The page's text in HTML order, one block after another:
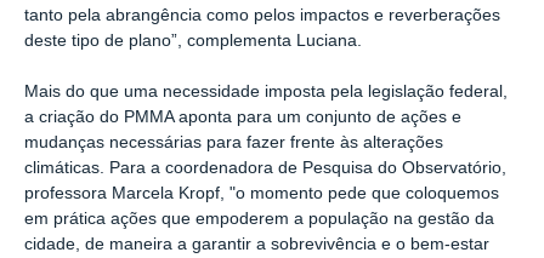
tanto pela abrangência como pelos impactos e reverberações
deste tipo de plano”, complementa Luciana.
Mais do que uma necessidade imposta pela legislação federal,
a criação do PMMA aponta para um conjunto de ações e
mudanças necessárias para fazer frente às alterações
climáticas. Para a coordenadora de Pesquisa do Observatório,
professora Marcela Kropf, "o momento pede que coloquemos
em prática ações que empoderem a população na gestão da
cidade, de maneira a garantir a sobrevivência e o bem-estar